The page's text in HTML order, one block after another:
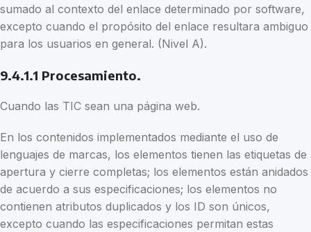
sumado al contexto del enlace determinado por software,
excepto cuando el propósito del enlace resultara ambiguo
para los usuarios en general. (Nivel A).
9.4.1.1 Procesamiento.
Cuando las TIC sean una página web.
En los contenidos implementados mediante el uso de
lenguajes de marcas, los elementos tienen las etiquetas de
apertura y cierre completas; los elementos están anidados
de acuerdo a sus especificaciones; los elementos no
contienen atributos duplicados y los ID son únicos,
excepto cuando las especificaciones permitan estas